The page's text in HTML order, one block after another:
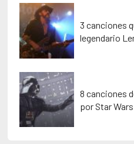
3 canciones
legendario
8 canciones
por Star Wars